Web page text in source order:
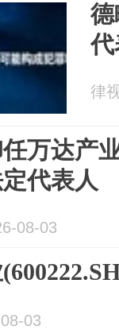
律
万达产
代表人
08-03
03